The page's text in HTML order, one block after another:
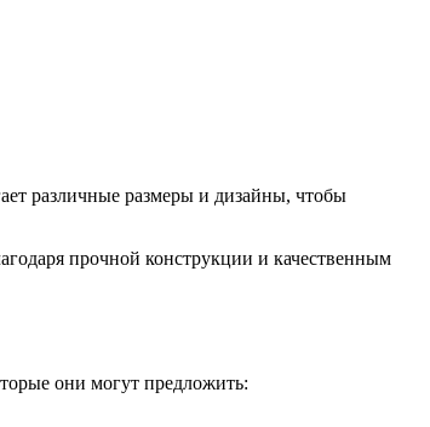
различные размеры и дизайны, чтобы
прочной конструкции и качественным
они могут предложить: